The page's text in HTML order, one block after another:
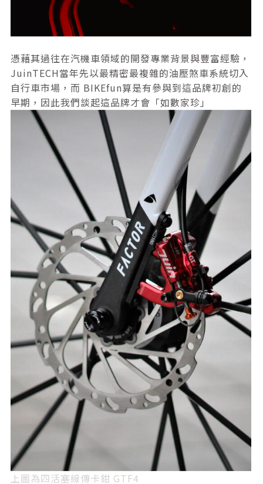
憑藉其過往在汽機車領域的開發專業背景與豐富經驗，
JuinTECH當年先以最精密最複雜的油壓煞車系統切入
自行車市場，而 BIKEfun算是有參與到這品牌初創的
早期，因此我們談起這品牌才會「如數家珍」
上圖為四活塞線傳卡鉗 GTF4